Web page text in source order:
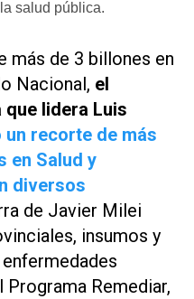
salud pública.
más de 3 billones en
Nacional, el
lidera Luis
recorte de más
en Salud y
diversos
de Javier Milei
insumos y
Programa Remediar,